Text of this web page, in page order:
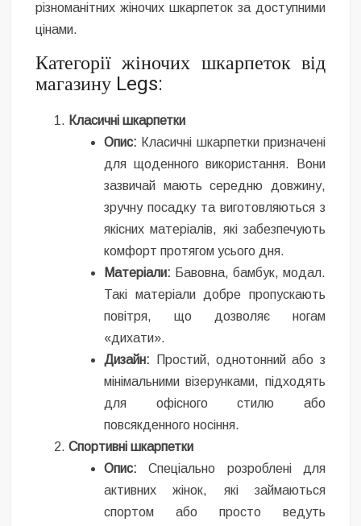
різноманітних жіночих шкарпеток за доступними
цінами.
Категорії жіночих шкарпеток від
магазину Legs:
Класичні шкарпетки
Опис: Класичні шкарпетки призначені
для щоденного використання. Вони
зазвичай мають середню довжину,
зручну посадку та виготовляються з
якісних матеріалів, які забезпечують
комфорт протягом усього дня.
Матеріали: Бавовна, бамбук, модал.
Такі матеріали добре пропускають
повітря, що дозволяє ногам
«дихати».
Дизайн: Простий, однотонний або з
мінімальними візерунками, підходять
для офісного стилю або
повсякденного носіння.
Спортивні шкарпетки
Опис: Спеціально розроблені для
активних жінок, які займаються
спортом або просто ведуть